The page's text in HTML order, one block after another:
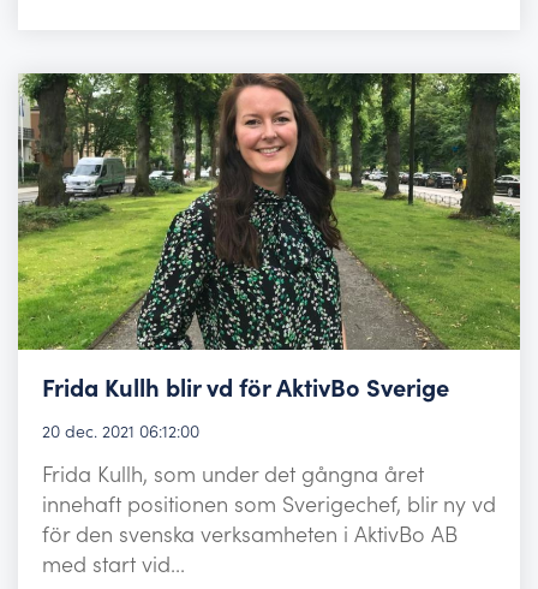
Frida Kullh blir vd för AktivBo Sverige
20 dec. 2021 06:12:00
Frida Kullh, som under det gångna året
innehaft positionen som Sverigechef, blir ny vd
för den svenska verksamheten i AktivBo AB
med start vid...